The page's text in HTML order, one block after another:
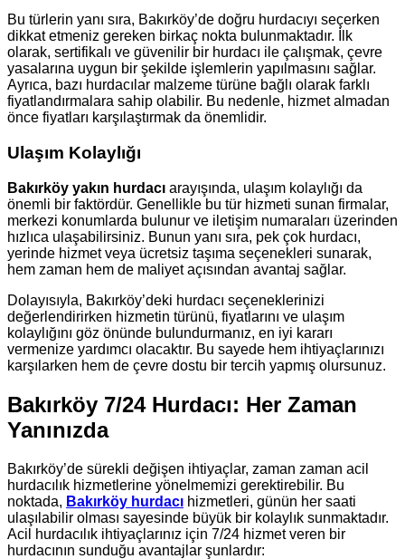
Bu türlerin yanı sıra, Bakırköy’de doğru hurdacıyı seçerken
dikkat etmeniz gereken birkaç nokta bulunmaktadır. İlk
olarak, sertifikalı ve güvenilir bir hurdacı ile çalışmak, çevre
yasalarına uygun bir şekilde işlemlerin yapılmasını sağlar.
Ayrıca, bazı hurdacılar malzeme türüne bağlı olarak farklı
fiyatlandırmalara sahip olabilir. Bu nedenle, hizmet almadan
önce fiyatları karşılaştırmak da önemlidir.
Ulaşım Kolaylığı
Bakırköy yakın hurdacı arayışında, ulaşım kolaylığı da
önemli bir faktördür. Genellikle bu tür hizmeti sunan firmalar,
merkezi konumlarda bulunur ve iletişim numaraları üzerinden
hızlıca ulaşabilirsiniz. Bunun yanı sıra, pek çok hurdacı,
yerinde hizmet veya ücretsiz taşıma seçenekleri sunarak,
hem zaman hem de maliyet açısından avantaj sağlar.
Dolayısıyla, Bakırköy’deki hurdacı seçeneklerinizi
değerlendirirken hizmetin türünü, fiyatlarını ve ulaşım
kolaylığını göz önünde bulundurmanız, en iyi kararı
vermenize yardımcı olacaktır. Bu sayede hem ihtiyaçlarınızı
karşılarken hem de çevre dostu bir tercih yapmış olursunuz.
Bakırköy 7/24 Hurdacı: Her Zaman
Yanınızda
Bakırköy’de sürekli değişen ihtiyaçlar, zaman zaman acil
hurdacılık hizmetlerine yönelmemizi gerektirebilir. Bu
noktada, Bakırköy hurdacı hizmetleri, günün her saati
ulaşılabilir olması sayesinde büyük bir kolaylık sunmaktadır.
Acil hurdacılık ihtiyaçlarınız için 7/24 hizmet veren bir
hurdacının sunduğu avantajlar şunlardır: